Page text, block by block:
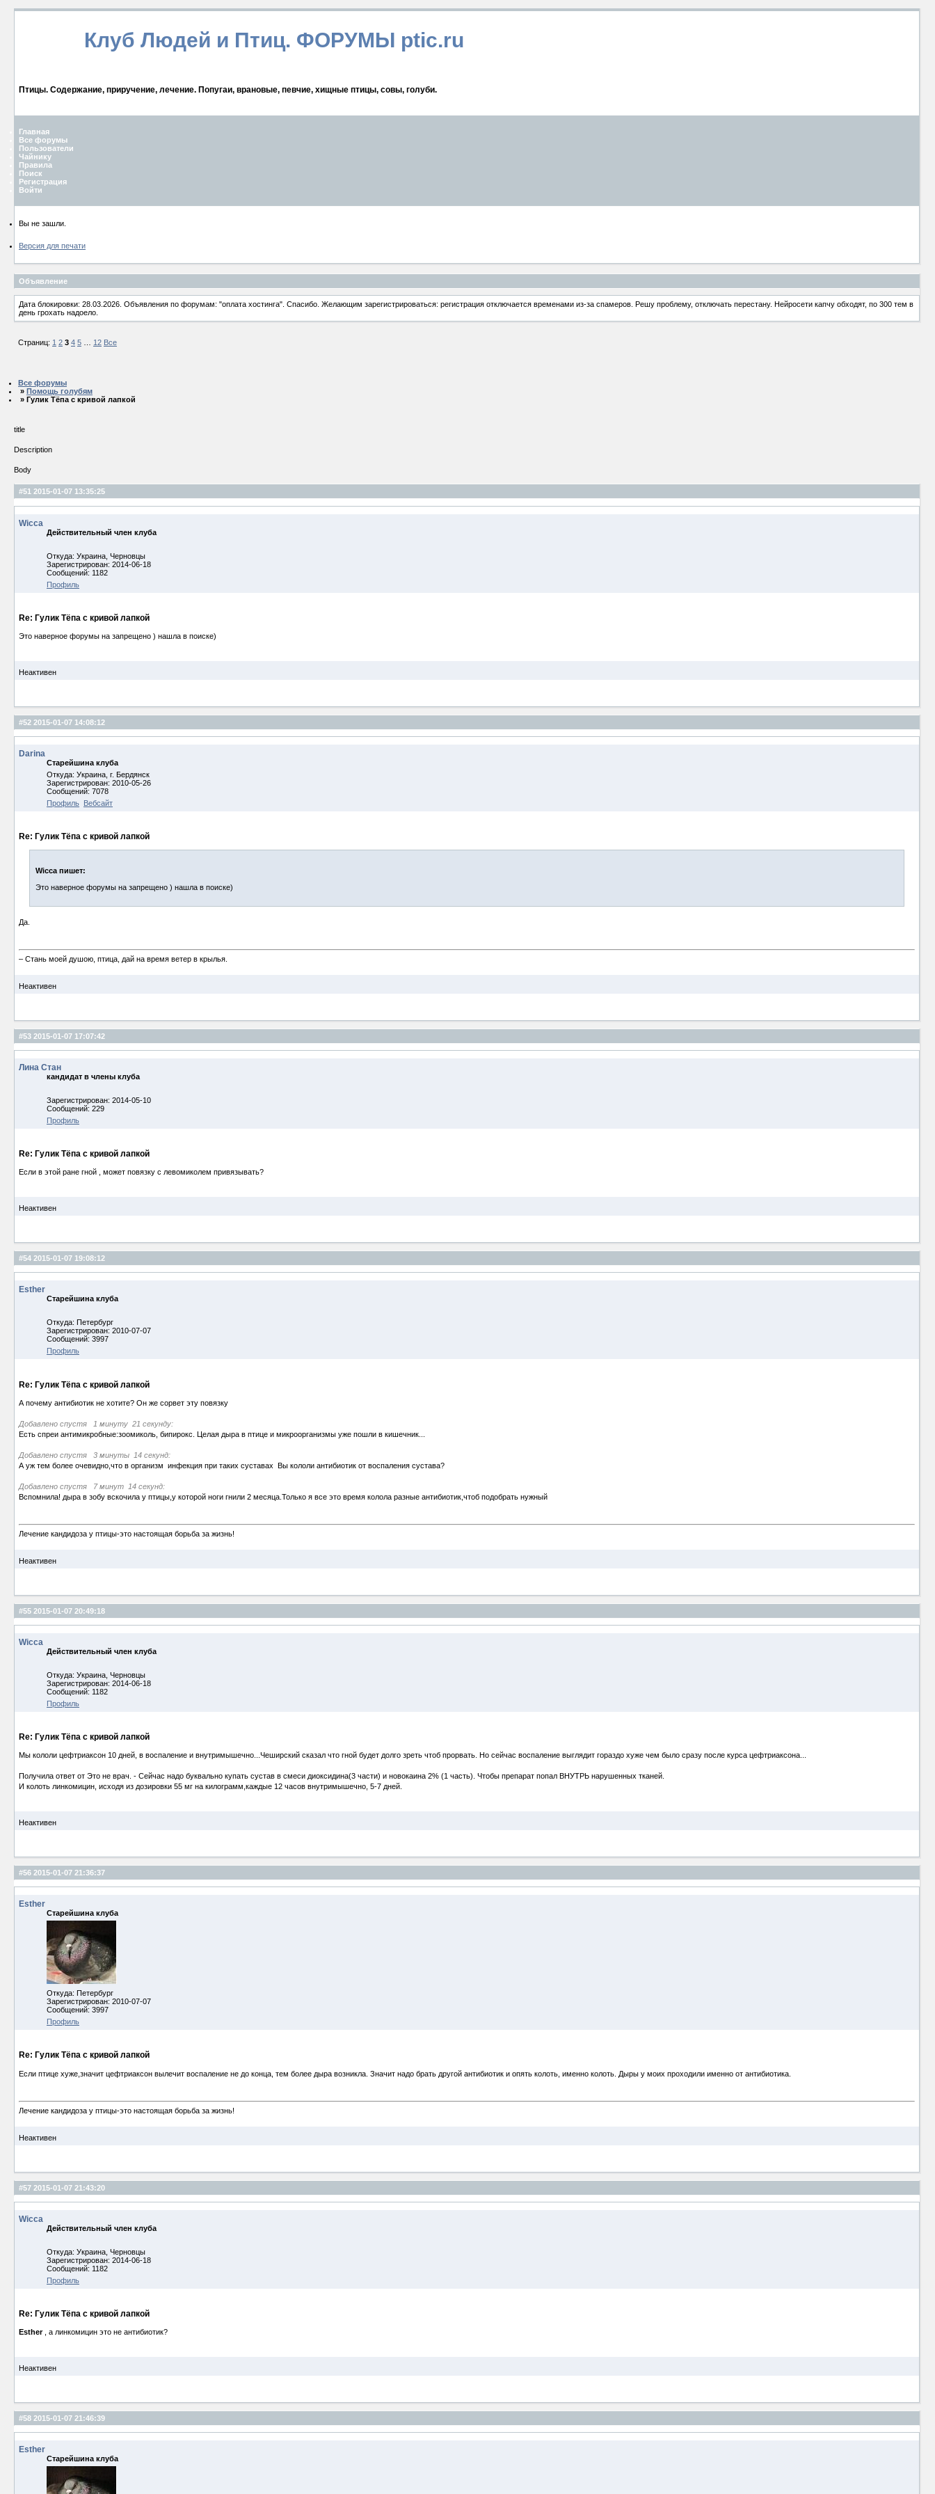
Клуб Людей и Птиц. ФОРУМЫ ptic.ru
Птицы. Содержание, приручение, лечение. Попугаи, врановые, певчие, хищные птицы, совы, голуби.
Главная
Все форумы
Пользователи
Чайнику
Правила
Поиск
Регистрация
Войти
Вы не зашли.
Версия для печати
Объявление
Дата блокировки: 28.03.2026. Объявления по форумам: "оплата хостинга". Спасибо. Желающим зарегистрироваться: регистрация отключается временами из-за спамеров. Решу проблему, отключать перестану. Нейросети капчу обходят, по 300 тем в
день грохать надоело.
Страниц: 1 2 3 4 5 … 12 Все
Все форумы
» Помощь голубям
» Гулик Тёпа с кривой лапкой
title
Description
Body
#51 2015-01-07 13:35:25
Wicca
Действительный член клуба
Откуда: Украина, Черновцы
Зарегистрирован: 2014-06-18
Сообщений: 1182
Профиль
Re: Гулик Тёпа с кривой лапкой
Это наверное форумы на запрещено ) нашла в поиске)
Неактивен
#52 2015-01-07 14:08:12
Darina
Старейшина клуба
Откуда: Украина, г. Бердянск
Зарегистрирован: 2010-05-26
Сообщений: 7078
Профиль Вебсайт
Re: Гулик Тёпа с кривой лапкой
Wicca пишет:
Это наверное форумы на запрещено ) нашла в поиске)
Да.
– Стань моей душою, птица, дай на время ветер в крылья.
Неактивен
#53 2015-01-07 17:07:42
Лина Стан
кандидат в члены клуба
Зарегистрирован: 2014-05-10
Сообщений: 229
Профиль
Re: Гулик Тёпа с кривой лапкой
Если в этой ране гной , может повязку с левомиколем привязывать?
Неактивен
#54 2015-01-07 19:08:12
Esther
Старейшина клуба
Откуда: Петербург
Зарегистрирован: 2010-07-07
Сообщений: 3997
Профиль
Re: Гулик Тёпа с кривой лапкой
А почему антибиотик не хотите? Он же сорвет эту повязку
Добавлено спустя 1 минуту 21 секунду:
Есть спреи антимикробные:зоомиколь, бипирокс. Целая дыра в птице и микроорганизмы уже пошли в кишечник...
Добавлено спустя 3 минуты 14 секунд:
А уж тем более очевидно,что в организм инфекция при таких суставах Вы кололи антибиотик от воспаления сустава?
Добавлено спустя 7 минут 14 секунд:
Вспомнила! дыра в зобу вскочила у птицы,у которой ноги гнили 2 месяца.Только я все это время колола разные антибиотик,чтоб подобрать нужный
Лечение кандидоза у птицы-это настоящая борьба за жизнь!
Неактивен
#55 2015-01-07 20:49:18
Wicca
Действительный член клуба
Откуда: Украина, Черновцы
Зарегистрирован: 2014-06-18
Сообщений: 1182
Профиль
Re: Гулик Тёпа с кривой лапкой
Мы кололи цефтриаксон 10 дней, в воспаление и внутримышечно...Чеширский сказал что гной будет долго зреть чтоб прорвать. Но сейчас воспаление выглядит гораздо хуже чем было сразу после курса цефтриаксона...
Получила ответ от Это не врач. - Сейчас надо буквально купать сустав в смеси диоксидина(3 части) и новокаина 2% (1 часть). Чтобы препарат попал ВНУТРЬ нарушенных тканей.
И колоть линкомицин, исходя из дозировки 55 мг на килограмм,каждые 12 часов внутримышечно, 5-7 дней.
Неактивен
#56 2015-01-07 21:36:37
Esther
Старейшина клуба
Откуда: Петербург
Зарегистрирован: 2010-07-07
Сообщений: 3997
Профиль
Re: Гулик Тёпа с кривой лапкой
Если птице хуже,значит цефтриаксон вылечит воспаление не до конца, тем более дыра возникла. Значит надо брать другой антибиотик и опять колоть, именно колоть. Дыры у моих проходили именно от антибиотика.
Лечение кандидоза у птицы-это настоящая борьба за жизнь!
Неактивен
#57 2015-01-07 21:43:20
Wicca
Действительный член клуба
Откуда: Украина, Черновцы
Зарегистрирован: 2014-06-18
Сообщений: 1182
Профиль
Re: Гулик Тёпа с кривой лапкой
Esther, а линкомицин это не антибиотик?
Неактивен
#58 2015-01-07 21:46:39
Esther
Старейшина клуба